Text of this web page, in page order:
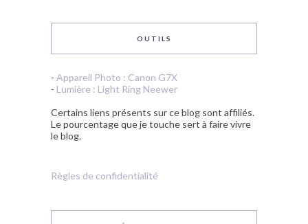
OUTILS
- Appareil Photo : Canon G7X
- Lumière : Light Ring Neewer
Certains liens présents sur ce blog sont affiliés.
Le pourcentage que je touche sert à faire vivre
le blog.
Règles de confidentialité